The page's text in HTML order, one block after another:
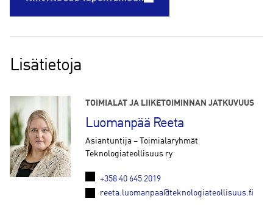
Lisätietoja
TOIMIALAT JA LIIKETOIMINNAN JATKUVUUS
Luomanpää Reeta
Asiantuntija – Toimialaryhmät
Teknologiateollisuus ry
+358 40 645 2019
reeta.luomanpaa@teknologiateollisuus.fi